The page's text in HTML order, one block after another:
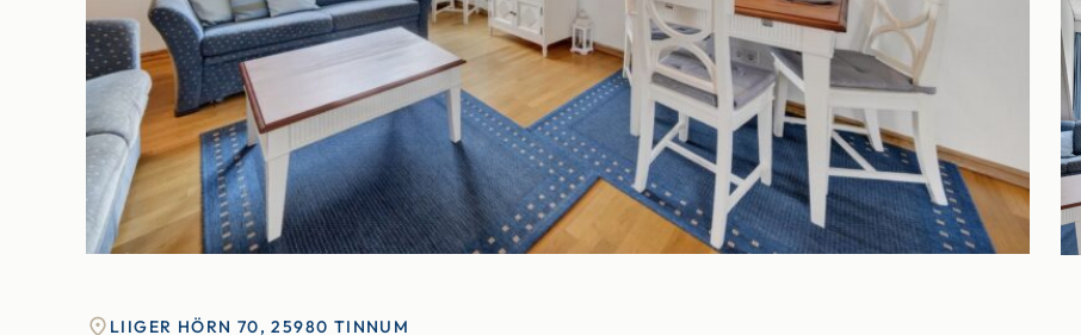
LIIGER HÖRN 70, 25980 TINNUM